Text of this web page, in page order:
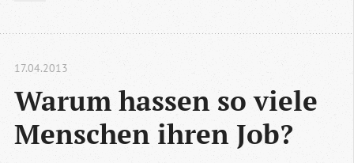
Warum hassen so viele
Menschen ihren Job?
17.04.2013